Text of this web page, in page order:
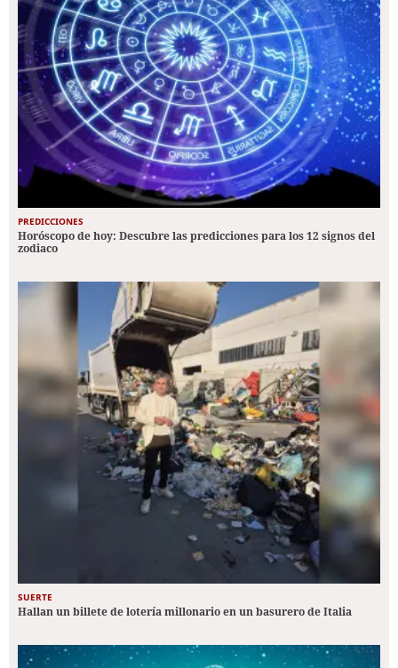
PREDICCIONES
Horóscopo de hoy: Descubre las predicciones para los 12 signos del
zodiaco
SUERTE
Hallan un billete de lotería millonario en un basurero de Italia